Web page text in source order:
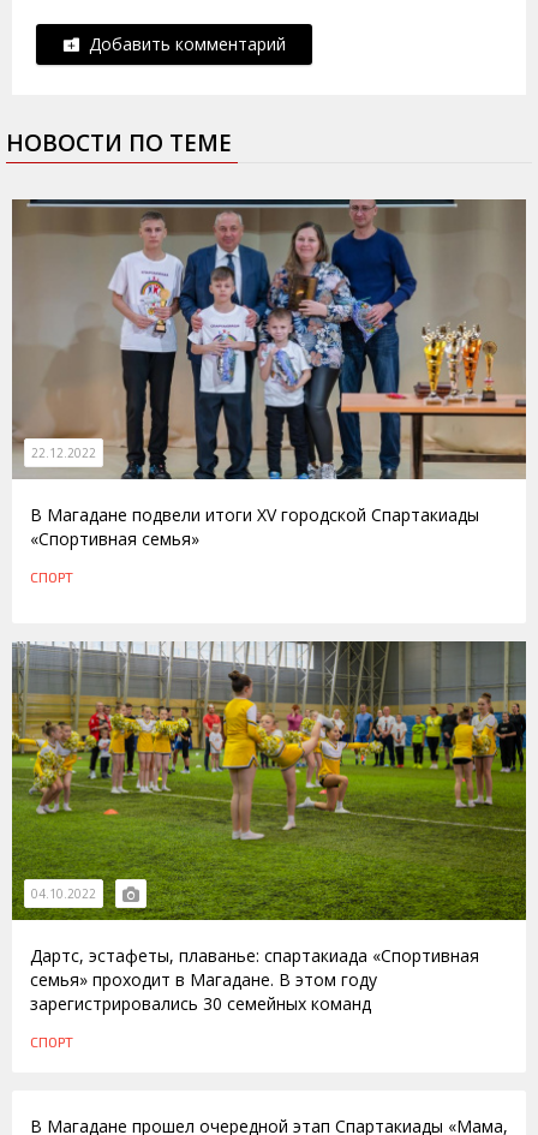
Добавить комментарий
НОВОСТИ ПО ТЕМЕ
22.12.2022
В Магадане подвели итоги XV городской Спартакиады
«Спортивная семья»
СПОРТ
04.10.2022
Дартс, эстафеты, плаванье: спартакиада «Спортивная
семья» проходит в Магадане. В этом году
зарегистрировались 30 семейных команд
СПОРТ
В Магадане прошел очередной этап Спартакиады «Мама,